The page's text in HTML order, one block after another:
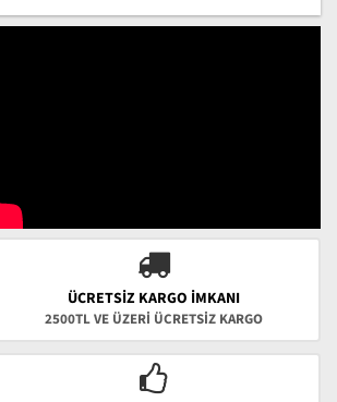
ÜCRETSIZ KARGO İMKANI
2500TL VE ÜZERİ ÜCRETSİZ KARGO